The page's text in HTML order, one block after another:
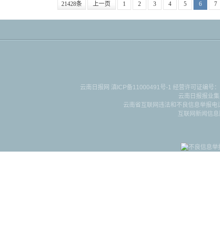
21428条 上一页 1 2 3 4 5 6 7
云南日报网 滇ICP备11000491号-1 经营许可证编号
云南日报报业
云南省互联网违法和不良信息举报
互联网新闻信